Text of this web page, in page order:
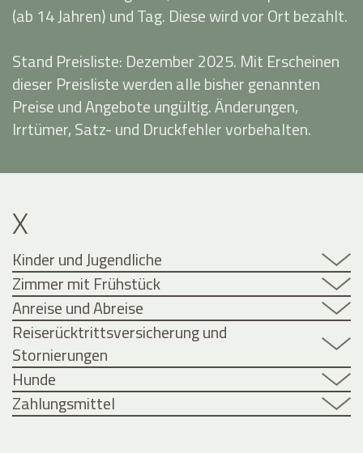
(ab 14 Jahren) und Tag. Diese wird vor Ort bezahlt.
Stand Preisliste: Dezember 2025. Mit Erscheinen
dieser Preisliste werden alle bisher genannten
Preise und Angebote ungültig. Änderungen,
Irrtümer, Satz- und Druckfehler vorbehalten.
X
Kinder und Jugendliche
Zimmer mit Frühstück
Anreise und Abreise
Reiserücktrittsversicherung und
Stornierungen
Hunde
Zahlungsmittel